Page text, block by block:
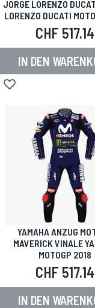
JORGE LORENZO
LORENZO DUCATI
CHF 517.14
IN DEN
Zur Wunschliste
YAMAHA ANZUG
MAVERICK VINALE
MOTOGP 2018
CHF 517.14
IN DEN